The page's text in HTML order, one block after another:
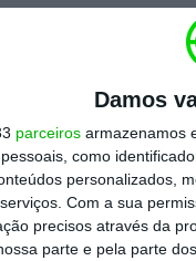
Damos
parceiros armazenamos
como
personalizados,
Com a sua
precisos através da
parte e pela parte
o uso misto
quer a secretária
soluções”.
antecipar que,
, com “uma